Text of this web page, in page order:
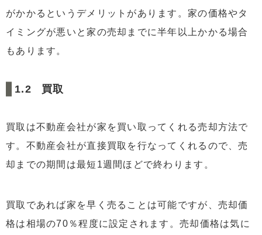
5まとめ
がかかるというデメリットがあります。家の価格やタ
イミングが悪いと家の売却までに半年以上かかる場合
もあります。
買取
買取は不動産会社が家を買い取ってくれる売却方法で
す。不動産会社が直接買取を行なってくれるので、売
却までの期間は最短1週間ほどで終わります。
買取であれば家を早く売ることは可能ですが、売却価
格は相場の70％程度に設定されます。売却価格は気に